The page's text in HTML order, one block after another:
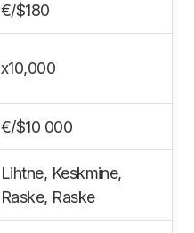
€/$180
x10,000
€/$10 000
Lihtne, Keskmine,
Raske, Raske